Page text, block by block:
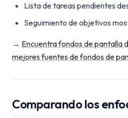
Lista de tareas pendientes
Seguimiento de objetivos
→ Encuentra fondos de pantalla
mejores fuentes de fondos de
Comparando los